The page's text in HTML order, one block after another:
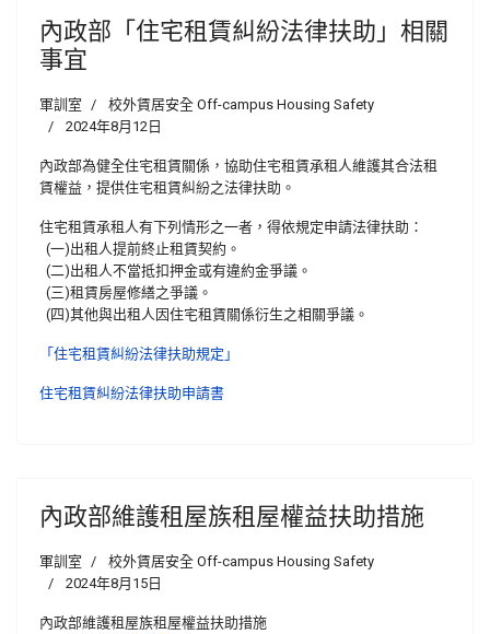
內政部「住宅租賃糾紛法律扶助」相關
事宜
軍訓室
校外賃居安全 Off-campus Housing Safety
2024年8月12日
內政部為健全住宅租賃關係，協助住宅租賃承租人維護其合法租
賃權益，提供住宅租賃糾紛之法律扶助。
住宅租賃承租人有下列情形之一者，得依規定申請法律扶助：
(一)出租人提前終止租賃契約。
(二)出租人不當抵扣押金或有違約金爭議。
(三)租賃房屋修繕之爭議。
(四)其他與出租人因住宅租賃關係衍生之相關爭議。
「住宅租賃糾紛法律扶助規定」
住宅租賃糾紛法律扶助申請書
內政部維護租屋族租屋權益扶助措施
軍訓室
校外賃居安全 Off-campus Housing Safety
2024年8月15日
內政部維護租屋族租屋權益扶助措施